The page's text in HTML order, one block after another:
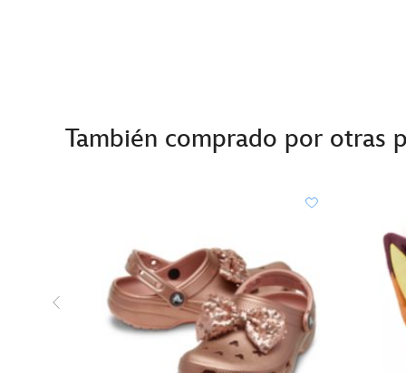
También comprado por otras